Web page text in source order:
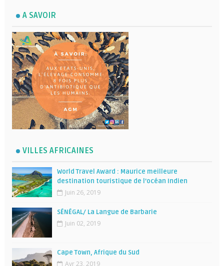
A SAVOIR
VILLES AFRICAINES
World Travel Award : Maurice meilleure
destination touristique de l’océan Indien
Juin 26, 2019
SÉNÉGAL/ La Langue de Barbarie
Juin 02, 2019
Cape Town, Afrique du Sud
Avr 23, 2019